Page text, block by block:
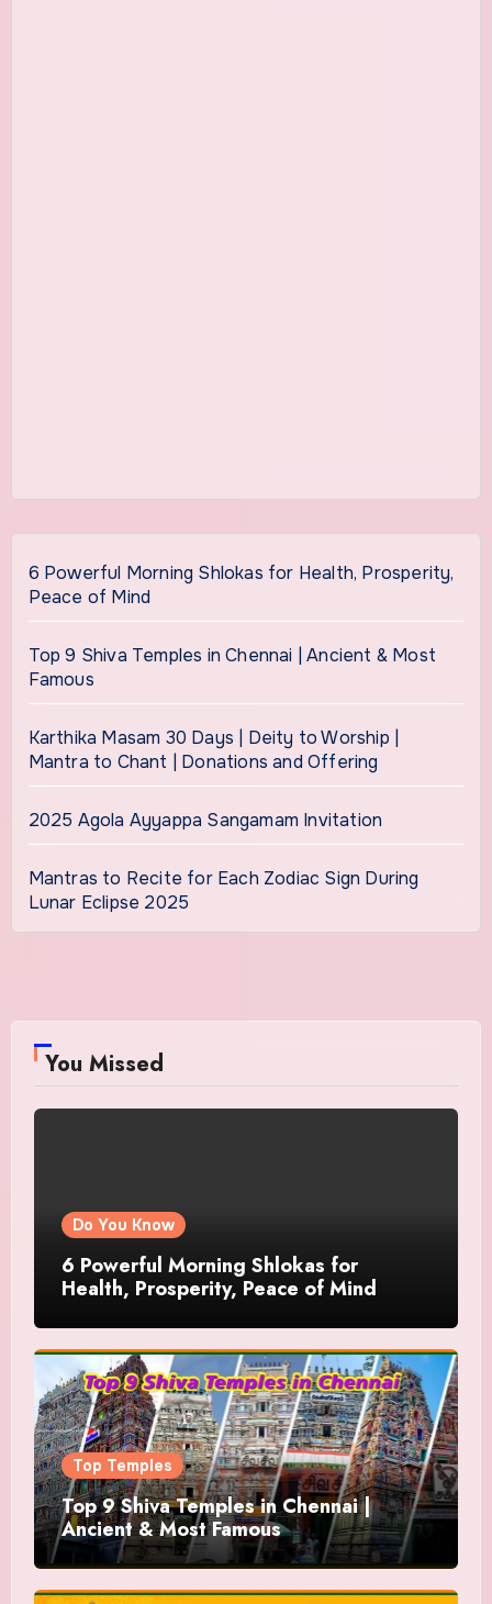
6 Powerful Morning Shlokas for Health, Prosperity,
Peace of Mind
Top 9 Shiva Temples in Chennai | Ancient & Most
Famous
Karthika Masam 30 Days | Deity to Worship |
Mantra to Chant | Donations and Offering
2025 Agola Ayyappa Sangamam Invitation
Mantras to Recite for Each Zodiac Sign During
Lunar Eclipse 2025
You Missed
Do You Know
6 Powerful Morning Shlokas for
Health, Prosperity, Peace of Mind
Top Temples
Top 9 Shiva Temples in Chennai |
Ancient & Most Famous